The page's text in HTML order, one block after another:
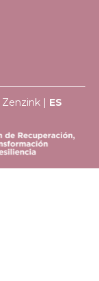
Zenzink | ES